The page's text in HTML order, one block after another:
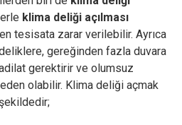
klima deliği açılması
tesisata zarar verilebilir. Ayrıca
gereğinden fazla duvara
gerektirir ve olumsuz
olabilir. Klima deliği açmak